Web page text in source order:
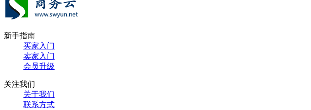
新手指南
买家入门
卖家入门
会员升级
关注我们
关于我们
联系方式